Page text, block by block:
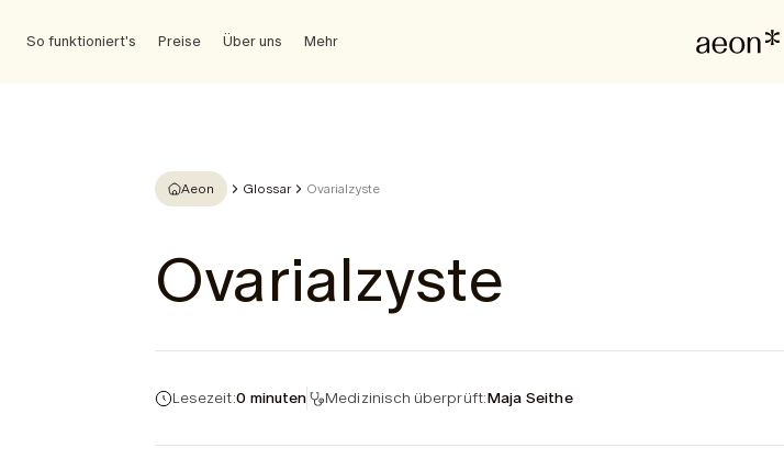
So funktioniert's Preise Über uns Mehr
Aeon Glossar Ovarialzyste
Ovarialzyste
Lesezeit:0 minuten Medizinisch überprüft:Maja Seithe